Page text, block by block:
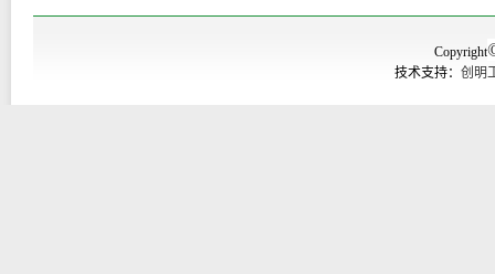
Copyright
技术支持：创明